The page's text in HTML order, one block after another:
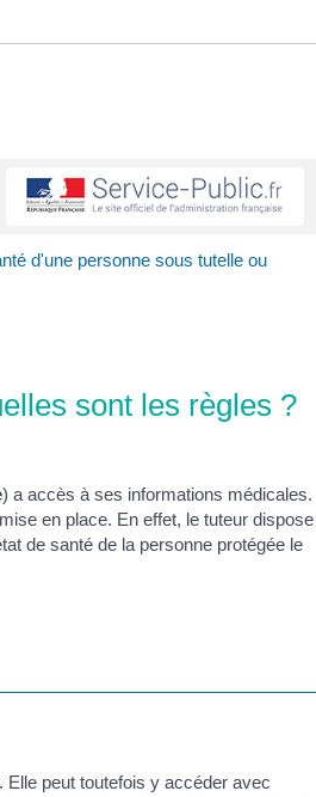
d'une personne sous tutelle ou
sont les règles ?
) a accès à ses informations médicales.
en place. En effet, le tuteur dispose
de santé de la personne protégée le
peut toutefois y accéder avec